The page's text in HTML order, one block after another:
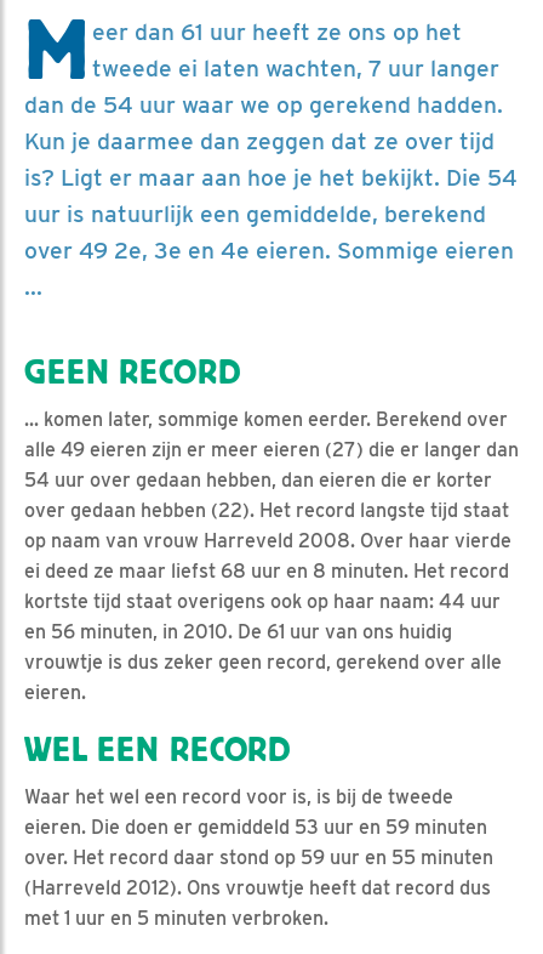
M eer dan 61 uur heeft ze ons op het
tweede ei laten wachten, 7 uur langer
dan de 54 uur waar we op gerekend hadden.
Kun je daarmee dan zeggen dat ze over tijd
is? Ligt er maar aan hoe je het bekijkt. Die 54
uur is natuurlijk een gemiddelde, berekend
over 49 2e, 3e en 4e eieren. Sommige eieren
...
GEEN RECORD
... komen later, sommige komen eerder. Berekend over
alle 49 eieren zijn er meer eieren (27) die er langer dan
54 uur over gedaan hebben, dan eieren die er korter
over gedaan hebben (22). Het record langste tijd staat
op naam van vrouw Harreveld 2008. Over haar vierde
ei deed ze maar liefst 68 uur en 8 minuten. Het record
kortste tijd staat overigens ook op haar naam: 44 uur
en 56 minuten, in 2010. De 61 uur van ons huidig
vrouwtje is dus zeker geen record, gerekend over alle
eieren.
WEL EEN RECORD
Waar het wel een record voor is, is bij de tweede
eieren. Die doen er gemiddeld 53 uur en 59 minuten
over. Het record daar stond op 59 uur en 55 minuten
(Harreveld 2012). Ons vrouwtje heeft dat record dus
met 1 uur en 5 minuten verbroken.